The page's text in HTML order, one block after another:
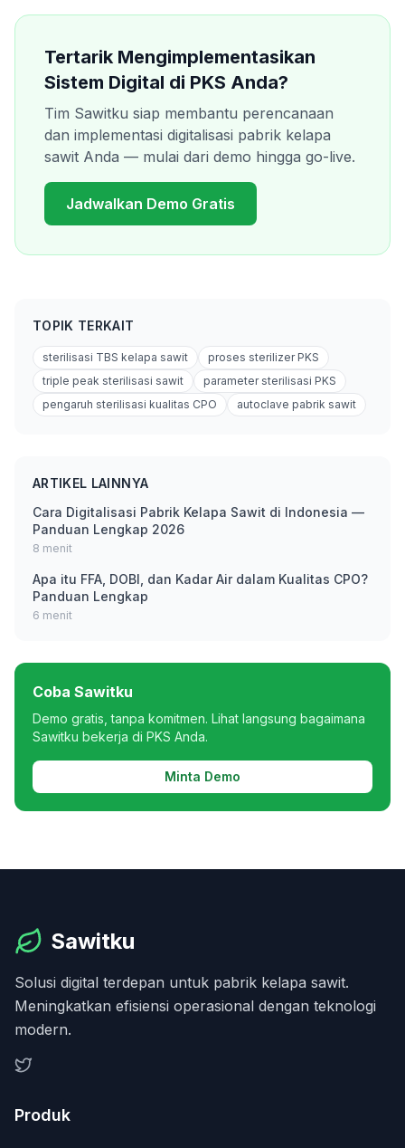
Tertarik Mengimplementasikan
Sistem Digital di PKS Anda?
Tim Sawitku siap membantu perencanaan
dan implementasi digitalisasi pabrik kelapa
sawit Anda — mulai dari demo hingga go-live.
Jadwalkan Demo Gratis
TOPIK TERKAIT
sterilisasi TBS kelapa sawit
proses sterilizer PKS
triple peak sterilisasi sawit
parameter sterilisasi PKS
pengaruh sterilisasi kualitas CPO
autoclave pabrik sawit
ARTIKEL LAINNYA
Cara Digitalisasi Pabrik Kelapa Sawit di Indonesia —
Panduan Lengkap 2026
8 menit
Apa itu FFA, DOBI, dan Kadar Air dalam Kualitas CPO?
Panduan Lengkap
6 menit
Coba Sawitku
Demo gratis, tanpa komitmen. Lihat langsung bagaimana
Sawitku bekerja di PKS Anda.
Minta Demo
Sawitku
Solusi digital terdepan untuk pabrik kelapa sawit.
Meningkatkan efisiensi operasional dengan teknologi
modern.
Produk